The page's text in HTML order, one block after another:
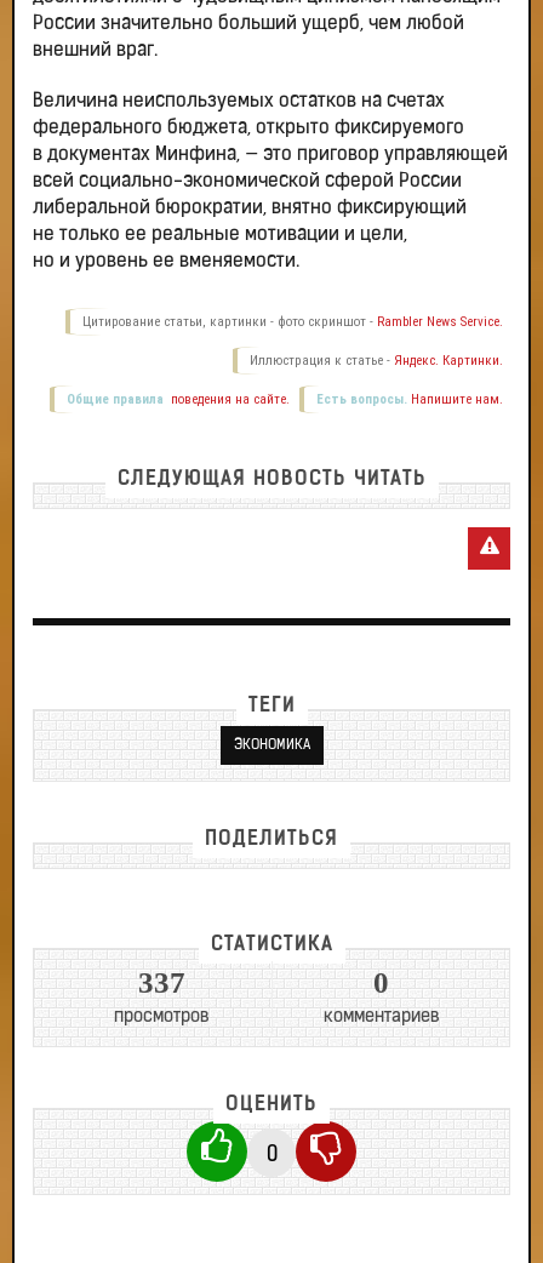
России значительно больший ущерб, чем любой
внешний враг.
Величина неиспользуемых остатков на счетах
федерального бюджета, открыто фиксируемого
в документах Минфина, — это приговор управляющей
всей социально-экономической сферой России
либеральной бюрократии, внятно фиксирующий
не только ее реальные мотивации и цели,
но и уровень ее вменяемости.
Цитирование статьи, картинки - фото скриншот - Rambler News Service.
Иллюстрация к статье - Яндекс. Картинки.
Есть вопросы. Напишите нам.
Общие правила поведения на сайте.
СЛЕДУЮЩАЯ НОВОСТЬ ЧИТАТЬ
ТЕГИ
ЭКОНОМИКА
ПОДЕЛИТЬСЯ
СТАТИСТИКА
337
просмотров
0
комментариев
ОЦЕНИТЬ
0